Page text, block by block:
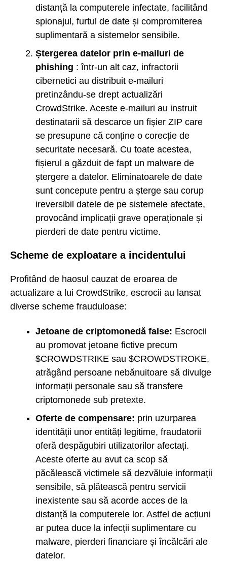
distanță la computerele infectate, facilitând
spionajul, furtul de date și compromiterea
suplimentară a sistemelor sensibile.
Ștergerea datelor prin e-mailuri de
phishing : într-un alt caz, infractorii
cibernetici au distribuit e-mailuri
pretinzându-se drept actualizări
CrowdStrike. Aceste e-mailuri au instruit
destinatarii să descarce un fișier ZIP care
se presupune că conține o corecție de
securitate necesară. Cu toate acestea,
fișierul a găzduit de fapt un malware de
ștergere a datelor. Eliminatoarele de date
sunt concepute pentru a șterge sau corup
ireversibil datele de pe sistemele afectate,
provocând implicații grave operaționale și
pierderi de date pentru victime.
Scheme de exploatare a incidentului
Profitând de haosul cauzat de eroarea de
actualizare a lui CrowdStrike, escrocii au lansat
diverse scheme frauduloase:
Jetoane de criptomonedă false: Escrocii
au promovat jetoane fictive precum
$CROWDSTRIKE sau $CROWDSTROKE,
atrăgând persoane nebănuitoare să divulge
informații personale sau să transfere
criptomonede sub pretexte.
Oferte de compensare: prin uzurparea
identității unor entități legitime, fraudatorii
oferă despăgubiri utilizatorilor afectați.
Aceste oferte au avut ca scop să
păcălească victimele să dezvăluie informații
sensibile, să plătească pentru servicii
inexistente sau să acorde acces de la
distanță la computerele lor. Astfel de acțiuni
ar putea duce la infecții suplimentare cu
malware, pierderi financiare și încălcări ale
datelor.